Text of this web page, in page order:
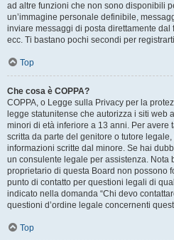
ad altre funzioni che non sono disponibili
un’immagine personale definibile,
inviare messaggi di posta direttamente dal
ecc. Ti bastano pochi secondi per
Top
Che cosa è COPPA?
COPPA, o Legge sulla Privacy per la
legge statunitense che autorizza i siti web
minori di età inferiore a 13 anni. Per avere
scritta da parte del genitore o tutore
informazioni scritte dal minore. Se hai
un consulente legale per assistenza. Nota
proprietario di questa Board non possono
punto di contatto per questioni legali di
indicato nella domanda “Chi devo
questioni d’ordine legale concernenti
Top